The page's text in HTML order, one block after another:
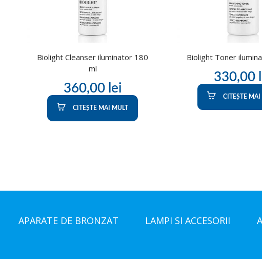
Biolight Cleanser iluminator 180
ml
360,00 lei
CITEȘTE MAI MULT
Biolight Toner
330,00
CITEȘTE MAI
APARATE DE BRONZAT LAMPI SI ACCESORII